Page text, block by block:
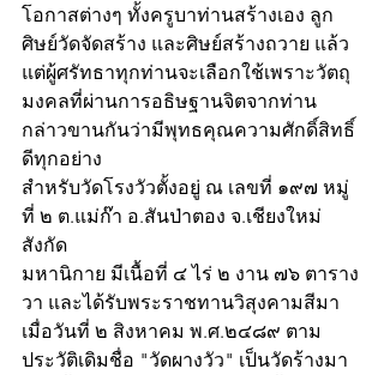
โอกาสต่างๆ ทั้งครูบาท่านสร้างเอง ลูก
ศิษย์วัดจัดสร้าง และศิษย์สร้างถวาย แล้ว
แต่ผู้ศรัทธาทุกท่านจะเลือกใช้เพราะวัตถุ
มงคลที่ผ่านการอธิษฐานจิตจากท่าน
กล่าวขานกันว่ามีพุทธคุณความศักดิ์สิทธิ์
ดีทุกอย่าง
สำหรับวัดโรงวัวตั้งอยู่ ณ เลขที่ ๑๙๗ หมู่
ที่ ๒ ต.แม่ก๊า อ.สันป่าตอง จ.เชียงใหม่
สังกัด
มหานิกาย มีเนื้อที่ ๔ ไร่ ๒ งาน ๗๖ ตาราง
วา และได้รับพระราชทานวิสุงคามสีมา
เมื่อวันที่ ๒ สิงหาคม พ.ศ.๒๔๘๙ ตาม
ประวัติเดิมชื่อ "วัดผางวัว" เป็นวัดร้างมา